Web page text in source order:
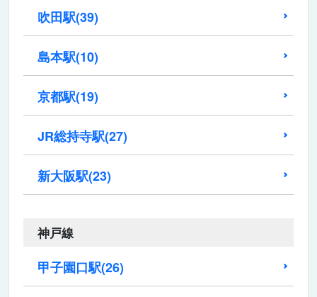
吹田駅(39)
島本駅(10)
京都駅(19)
JR総持寺駅(27)
新大阪駅(23)
神戸線
甲子園口駅(26)